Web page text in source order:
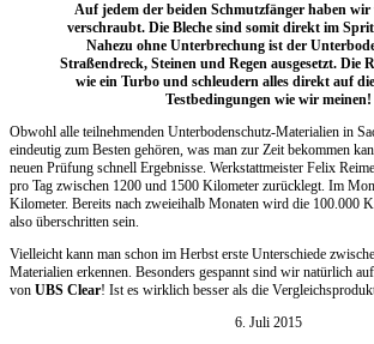
Auf jedem der beiden Schmutzfänger haben wir
verschraubt. Die Bleche sind somit direkt im
Nahezu ohne Unterbrechung ist der
Straßendreck, Steinen und Regen ausgesetzt. Die
wie ein Turbo und schleudern alles direkt auf
Testbedingungen wie wir meinen!
Obwohl alle teilnehmenden Unterbodenschutz-Materialien in
eindeutig zum Besten gehören, was man zur Zeit bekommen
neuen Prüfung schnell Ergebnisse. Werkstattmeister Felix
pro Tag zwischen 1200 und 1500 Kilometer zurücklegt. Im
Kilometer. Bereits nach zweieihalb Monaten wird die 100.000
also überschritten sein.
Vielleicht kann man schon im Herbst erste Unterschiede
Materialien erkennen. Besonders gespannt sind wir natürlich
von UBS Clear! Ist es wirklich besser als die
6. Juli 2015